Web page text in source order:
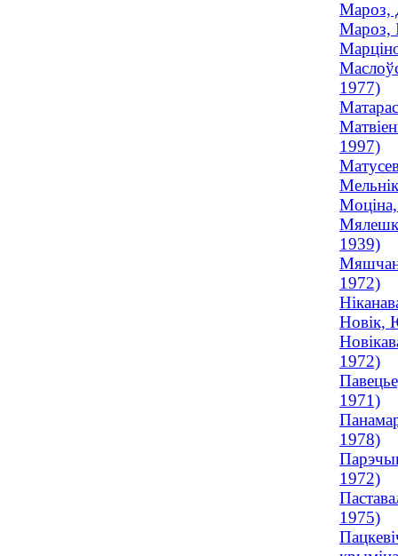
Мароз,
Мароз,
1977)
1997)
1939)
1972)
Новік,
1972)
1971)
1978)
1972)
1975)